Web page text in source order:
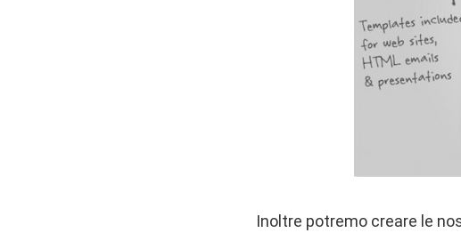
Inoltre potremo creare le